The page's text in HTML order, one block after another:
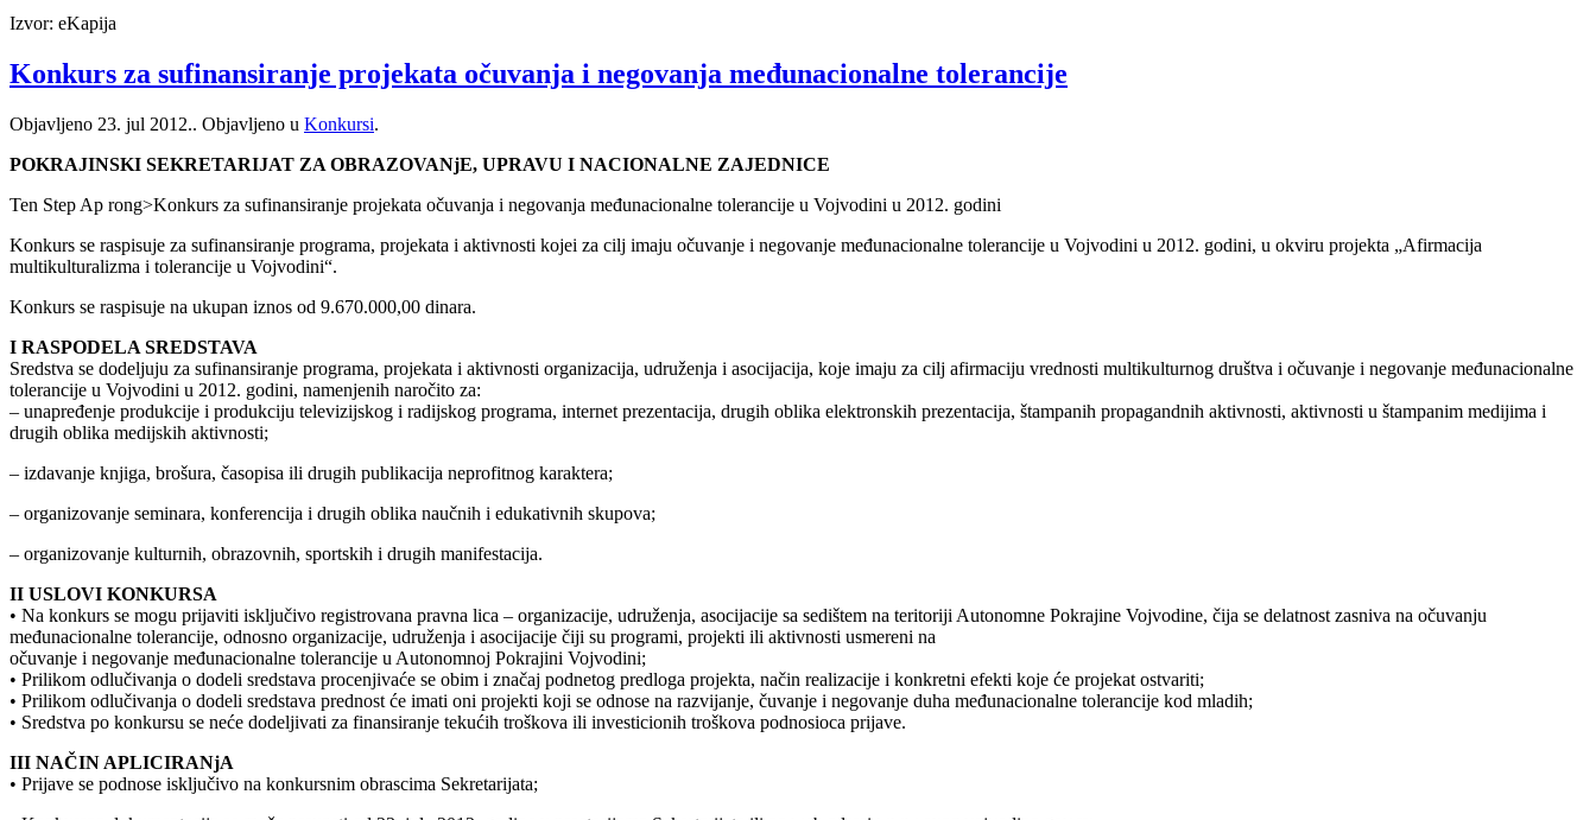
Izvor: eKapija
Konkurs za sufinansiranje projekata očuvanja i negovanja međunacionalne tolerancije
Objavljeno 23. jul 2012.. Objavljeno u Konkursi.
POKRAJINSKI SEKRETARIJAT ZA OBRAZOVANjE, UPRAVU I NACIONALNE ZAJEDNICE
Ten Step Ap rong>Konkurs za sufinansiranje projekata očuvanja i negovanja međunacionalne tolerancije u Vojvodini u 2012. godini
Konkurs se raspisuje za sufinansiranje programa, projekata i aktivnosti kojei za cilj imaju očuvanje i negovanje međunacionalne tolerancije u Vojvodini u 2012. godini, u okviru projekta „Afirmacija
multikulturalizma i tolerancije u Vojvodini“.
Konkurs se raspisuje na ukupan iznos od 9.670.000,00 dinara.
I RASPODELA SREDSTAVA
Sredstva se dodeljuju za sufinansiranje programa, projekata i aktivnosti organizacija, udruženja i asocijacija, koje imaju za cilj afirmaciju vrednosti multikulturnog društva i očuvanje i negovanje međunacionalne
tolerancije u Vojvodini u 2012. godini, namenjenih naročito za:
– unapređenje produkcije i produkciju televizijskog i radijskog programa, internet prezentacija, drugih oblika elektronskih prezentacija, štampanih propagandnih aktivnosti, aktivnosti u štampanim medijima i
drugih oblika medijskih aktivnosti;
– izdavanje knjiga, brošura, časopisa ili drugih publikacija neprofitnog karaktera;
– organizovanje seminara, konferencija i drugih oblika naučnih i edukativnih skupova;
– organizovanje kulturnih, obrazovnih, sportskih i drugih manifestacija.
II USLOVI KONKURSA
• Na konkurs se mogu prijaviti isključivo registrovana pravna lica – organizacije, udruženja, asocijacije sa sedištem na teritoriji Autonomne Pokrajine Vojvodine, čija se delatnost zasniva na očuvanju
međunacionalne tolerancije, odnosno organizacije, udruženja i asocijacije čiji su programi, projekti ili aktivnosti usmereni na
očuvanje i negovanje međunacionalne tolerancije u Autonomnoj Pokrajini Vojvodini;
• Prilikom odlučivanja o dodeli sredstava procenjivaće se obim i značaj podnetog predloga projekta, način realizacije i konkretni efekti koje će projekat ostvariti;
• Prilikom odlučivanja o dodeli sredstava prednost će imati oni projekti koji se odnose na razvijanje, čuvanje i negovanje duha međunacionalne tolerancije kod mladih;
• Sredstva po konkursu se neće dodeljivati za finansiranje tekućih troškova ili investicionih troškova podnosioca prijave.
III NAČIN APLICIRANjA
• Prijave se podnose isključivo na konkursnim obrascima Sekretarijata;